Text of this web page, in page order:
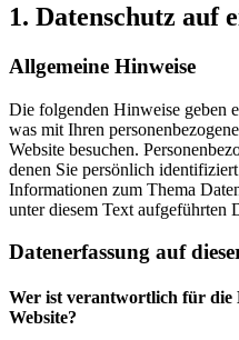
1. Datenschutz auf
Allgemeine Hinweise
Die folgenden Hinweise geben
was mit Ihren
Website besuchen.
denen Sie persönlich
Informationen zum Thema
unter diesem Text aufgeführten
Datenerfassung auf
Wer ist verantwortlich für die
Website?